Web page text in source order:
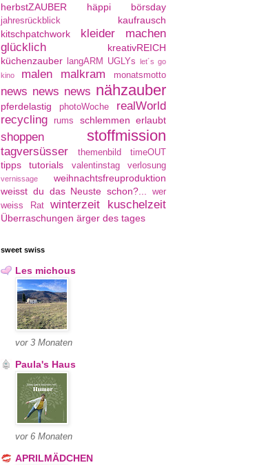
herbstZAUBER
häppi börsday
jahresrückblick
kaufrausch
kitschpatchwork
kleider machen
glücklich
kreativREICH
küchenzauber
langARM UGLYs let´s go
kino
malen malkram monatsmotto
news news news nähzauber
pferdelastig photoWoche
realWorld
recycling
rums schlemmen erlaubt
shoppen stoffmission
tagversüsser themenbild timeOUT
tipps tutorials valentinstag verlosung
vernissage
weihnachtsfreuproduktion
weisst du das Neuste schon?...
wer
weiss Rat
winterzeit kuschelzeit
Überraschungen ärger des tages
sweet swiss
Les michous
vor 3 Monaten
Paula's Haus
vor 6 Monaten
APRILMÄDCHEN